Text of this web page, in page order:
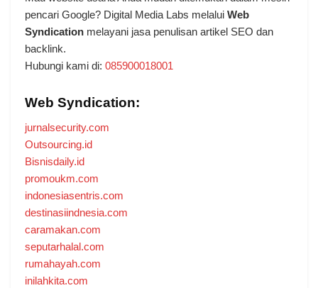
pencari Google? Digital Media Labs melalui Web
Syndication melayani jasa penulisan artikel SEO dan
backlink.
Hubungi kami di: 085900018001
Web Syndication:
jurnalsecurity.com
Outsourcing.id
Bisnisdaily.id
promoukm.com
indonesiasentris.com
destinasiindnesia.com
caramakan.com
seputarhalal.com
rumahayah.com
inilahkita.com